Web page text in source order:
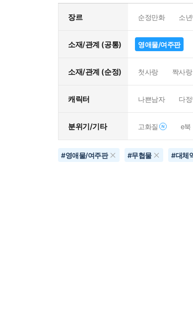
장르 순정만화 소
소재/관계 (공통) 영애물/여주판
소재/관계 (순정) 첫사랑 짝사랑
캐릭터 나쁜남자 다
분위기/기타 고화질 e북
#영애물/여주판 #무협물 #대체